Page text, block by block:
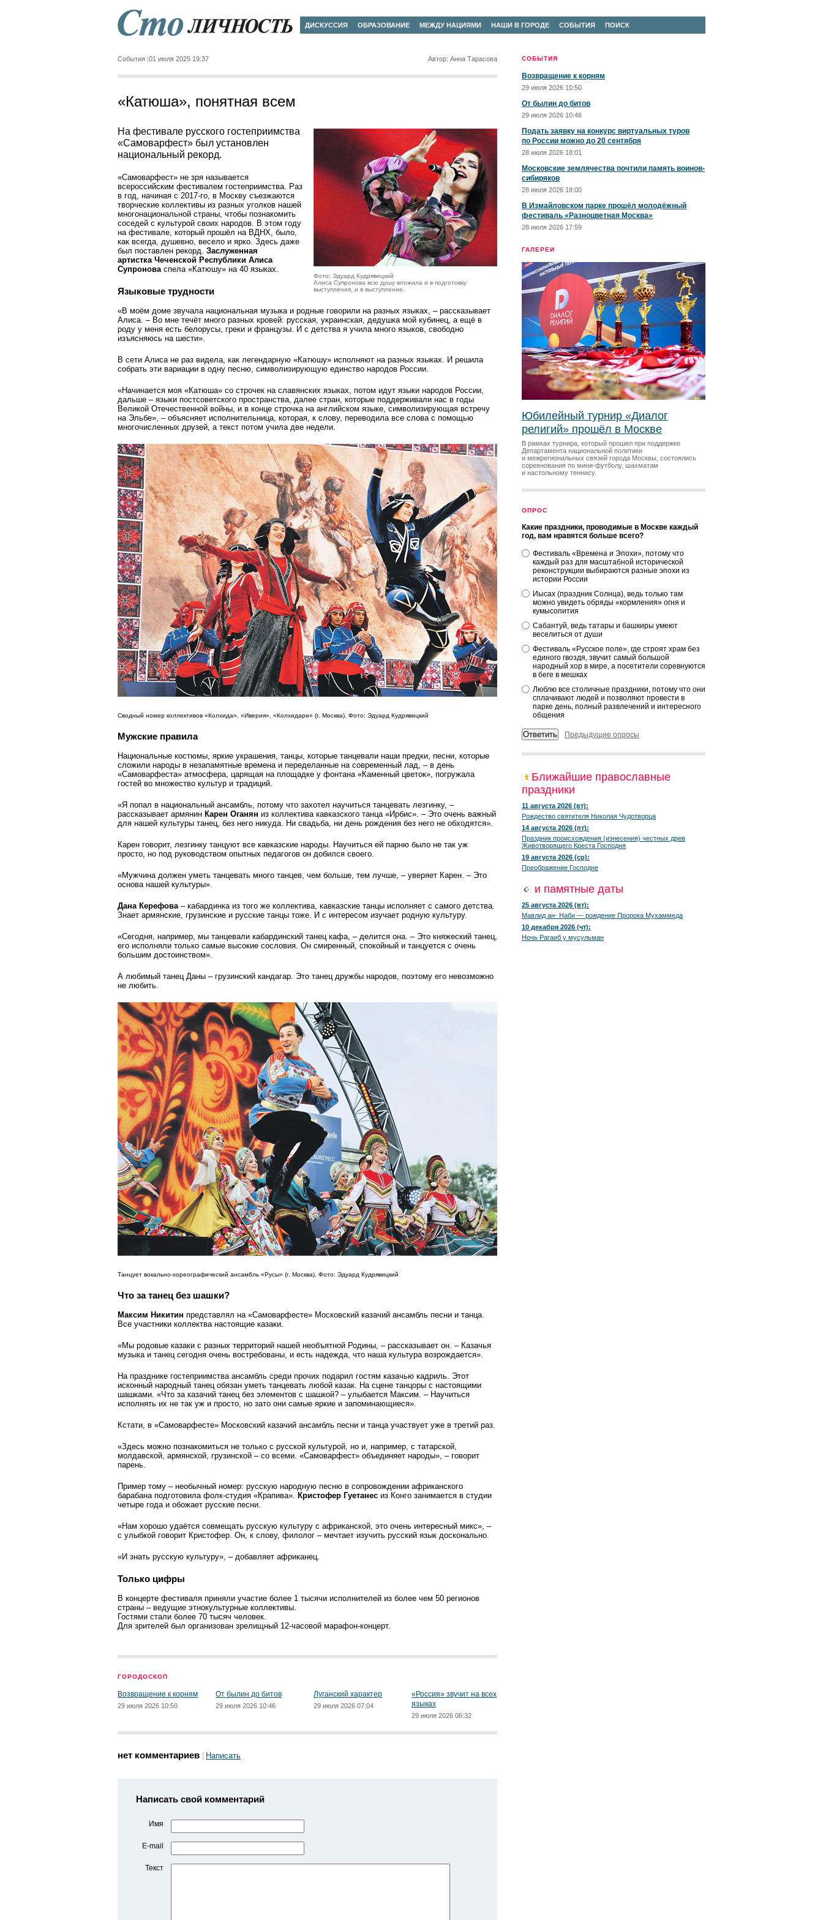
ДИСКУССИЯ ОБРАЗОВАНИЕ МЕЖДУ НАЦИЯМИ НАШИ В ГОРОДЕ СОБЫТИЯ ПОИСК
СОБЫТИЯ
Возвращение к корням
29 июля 2026 10:50
От былин до битов
29 июля 2026 10:46
Подать заявку на конкурс виртуальных туров
по России можно до 20 сентября
28 июля 2026 18:01
Московские землячества почтили память воинов-
сибиряков
28 июля 2026 18:00
В Измайловском парке прошёл молодёжный
фестиваль «Разноцветная Москва»
28 июля 2026 17:59
ГАЛЕРЕИ
Юбилейный турнир «Диалог
религий» прошёл в Москве
В рамках турнира, который прошел при поддержке
Департамента национальной политики
и межрегиональных связей города Москвы, состоялись
соревнования по мини-футболу, шахматам
и настольному теннису.
ОПРОС
Какие праздники, проводимые в Москве каждый
год, вам нравятся больше всего?
Фестиваль «Времена и Эпохи», потому что
каждый раз для масштабной исторической
реконструкции выбираются разные эпохи из
истории России
Иысах (праздник Солнца), ведь только там
можно увидеть обряды «кормления» огня и
кумысопития
Сабантуй, ведь татары и башкиры умеют
веселиться от души
Фестиваль «Русское поле», где строят храм без
единого гвоздя, звучит самый большой
народный хор в мире, а посетители соревнуются
в беге в мешках
Люблю все столичные праздники, потому что они
сплачивают людей и позволяют провести в
парке день, полный развлечений и интересного
общения
Предыдущие опросы
Ближайшие православные
праздники
11 августа 2026 (вт):
Рождество святителя Николая Чудотворца
14 августа 2026 (пт):
Праздник происхождения (изнесения) честных древ
Животворящего Креста Господня
19 августа 2026 (ср):
Преображение Господне
и памятные даты
25 августа 2026 (вт):
Мавлид ан- Наби — рождение Пророка Мухаммеда
10 декабря 2026 (чт):
Ночь Рагаиб у мусульман
События 01 июля 2025 19:37 Автор: Анна Тарасова
«Катюша», понятная всем
Фото: Эдуард Кудрявицкий
Алиса Супронова всю душу вложила и в подготовку
выступления, и в выступление.
На фестивале русского гостеприимства
«Самоварфест» был установлен
национальный рекорд.
«Самоварфест» не зря называется
всероссийским фестивалем гостеприимства. Раз
в год, начиная с 2017-го, в Москву съезжаются
творческие коллективы из разных уголков нашей
многонациональной страны, чтобы познакомить
соседей с культурой своих народов. В этом году
на фестивале, который прошёл на ВДНХ, было,
как всегда, душевно, весело и ярко. Здесь даже
был поставлен рекорд. Заслуженная
артистка Чеченской Республики Алиса
Супроноваспела «Катюшу» на 40 языках.
Языковые трудности
«В моём доме звучала национальная музыка и родные говорили на разных языках, – рассказывает
Алиса. – Во мне течёт много разных кровей: русская, украинская, дедушка мой кубинец, а ещё в
роду у меня есть белорусы, греки и французы. И с детства я учила много языков, свободно
изъясняюсь на шести».
В сети Алиса не раз видела, как легендарную «Катюшу» исполняют на разных языках. И решила
собрать эти вариации в одну песню, символизирующую единство народов России.
«Начинается моя «Катюша» со строчек на славянских языках, потом идут языки народов России,
дальше – языки постсоветского пространства, далее стран, которые поддер­живали нас в годы
Великой Отечественной войны, и в конце строчка на английском языке, символизирующая встречу
на Эльбе», – объясняет исполнительница, которая, к слову, переводила все слова с помощью
многочисленных друзей, а текст потом учила две недели.
Сводный номер коллективов «Колхида», «Иверия», «Колхидари» (г. Москва). Фото: Эдуард Кудрявицкий
Мужские правила
Национальные костюмы, яркие украшения, танцы, которые танцевали наши предки, песни, которые
сложили народы в незапамятные времена и переделанные на современный лад, – в день
«Самоварфеста» атмосфера, царящая на площадке у фонтана «Каменный цветок», погружала
гостей во множество культур и традиций.
«Я попал в национальный ансамбль, потому что захотел научиться танцевать лезгинку, –
рассказывает армянин Карен Оганян из коллектива кавказского танца «Ирбис». – Это очень важный
для нашей культуры танец, без него никуда. Ни свадьба, ни день рождения без него не обходятся».
Карен говорит, лезгинку танцуют все кавказские народы. Научиться ей парню было не так уж
просто, но под руководством опытных педагогов он добился своего.
«Мужчина должен уметь танцевать много танцев, чем больше, тем лучше, – уверяет Карен. – Это
основа нашей культуры».
Дана Керефова– кабардинка из того же коллектива, кавказские танцы исполняет с самого детства.
Знает армянские, грузинские и русские танцы тоже. И с интересом изучает родную культуру.
«Сегодня, например, мы танцевали кабардинский танец кафа, – делится она. – Это княжеский танец,
его исполняли только самые высокие сословия. Он смиренный, спокойный и танцуется с очень
большим достоинством».
А любимый танец Даны – грузинский кандагар. Это танец дружбы народов, поэтому его невозможно
не любить.
Танцует вокально-хореографический ансамбль «Русы» (г. Москва). Фото: Эдуард Кудрявицкий
Что за танец без шашки?
Максим Никитин представлял на «Самоварфесте» Московский казачий ансамбль песни и танца.
Все участники коллектва настоящие казаки.
«Мы родовые казаки с разных территорий нашей необъятной Родины, – рассказывает он. – Казачья
музыка и танец сегодня очень востребованы, и есть надежда, что наша культура возрождается».
На празднике гостеприимства ансамбль среди прочих подарил гостям казачью кадриль. Этот
исконный народный танец обязан уметь танцевать любой казак. На сцене танцоры с настоящими
шашками. «Что за казачий танец без элементов с шашкой? – улыбается Максим. – Научиться
исполнять их не так уж и просто, но зато они самые яркие и запоминающиеся».
Кстати, в «Самоварфесте» Московский казачий ансамбль песни и танца участвует уже в третий раз.
«Здесь можно познакомиться не только с русской культурой, но и, например, с татарской,
молдавской, армянской, грузинской – со всеми. «Самоварфест» объединяет народы», – говорит
парень.
Пример тому – необычный номер: русскую народную песню в сопровождении африканского
барабана подготовила фолк-студия «Крапива». Кристофер Гуетанес из Конго занимается в студии
четыре года и обожает русские песни.
«Нам хорошо удаётся совмещать русскую культуру с африканской, это очень интересный микс», –
с улыбкой говорит Кристофер. Он, к слову, филолог – мечтает изучить русский язык досконально.
«И знать русскую культуру», – добавляет африканец.
Только цифры
В концерте фестиваля приняли участие более 1 тысячи исполнителей из более чем 50 регионов
страны – ведущие этнокультурные коллективы.
Гостями стали более 70 тысяч человек.
Для зрителей был организован зрелищный 12-часовой марафон-концерт.
ГОРОДОСКОП
Возвращение к корням
29 июля 2026 10:50
От былин до битов
29 июля 2026 10:46
Луганский характер
29 июля 2026 07:04
«Россия» звучит на всех
языках
29 июля 2026 06:32
нет комментариев Написать
Написать свой комментарий
Имя
E-mail
Текст